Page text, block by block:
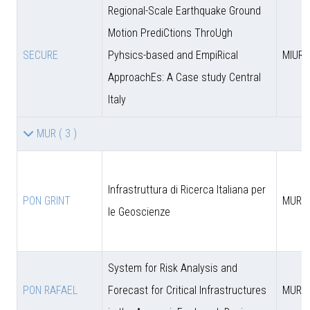
SECURE
Regional-Scale Earthquake Ground
Motion PrediCtions ThroUgh
Pyhsics-based and EmpiRical
ApproachEs: A Case study Central
Italy
MIUR
MUR ( 3 )
PON GRINT
Infrastruttura di Ricerca Italiana per
le Geoscienze
MUR
PON RAFAEL
System for Risk Analysis and
Forecast for Critical Infrastructures
MUR